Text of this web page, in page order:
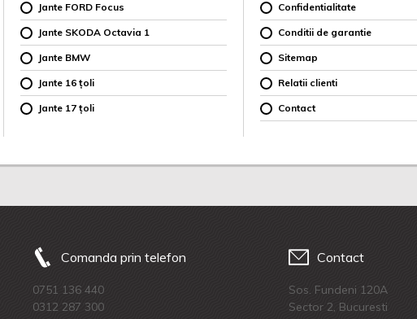
Jante FORD Focus
Jante SKODA Octavia 1
Jante BMW
Jante 16 țoli
Jante 17 țoli
Confidentialitate
Conditii de garantie
Sitemap
Relatii clienti
Contact
Comanda prin telefon
0751 136 440
0312 287 300
Contact
Sos. Fundeni 120A
Sector 2, Bucuresti